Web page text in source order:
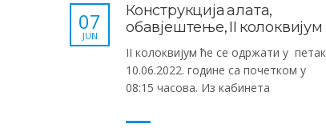
Конструкција алата,
обавјештење, II колоквијум
07
JUN
II колоквијум ће се одржати у петак
10.06.2022. године са почетком у
08:15 часова. Из кабинета